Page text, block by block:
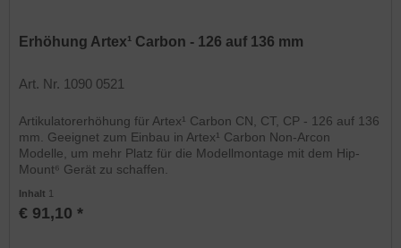
Erhöhung Artex¹ Carbon - 126 auf 136 mm
Art. Nr. 1090 0521
Artikulatorerhöhung für Artex¹ Carbon CN, CT, CP - 126 auf 136
mm. Geeignet zum Einbau in Artex¹ Carbon Non-Arcon
Modelle, um mehr Platz für die Modellmontage mit dem Hip-
Mount⁶ Gerät zu schaffen.
Inhalt 1
€ 91,10 *